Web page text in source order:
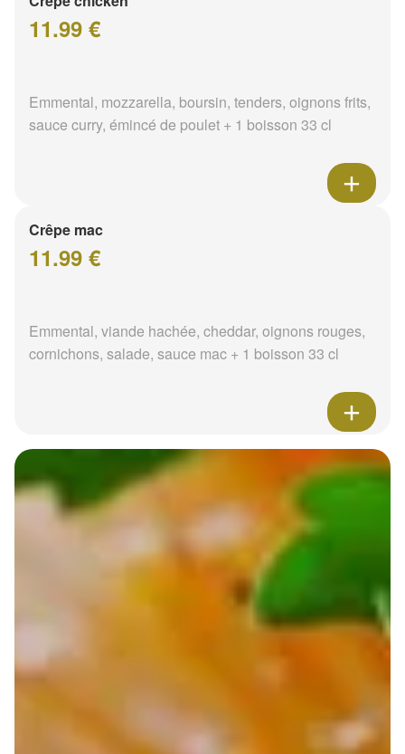
11.99 €
Emmental, mozzarella, boursin, tenders, oignons frits,
sauce curry, émincé de poulet + 1 boisson 33 cl
Crêpe mac
11.99 €
Emmental, viande hachée, cheddar, oignons rouges,
cornichons, salade, sauce mac + 1 boisson 33 cl